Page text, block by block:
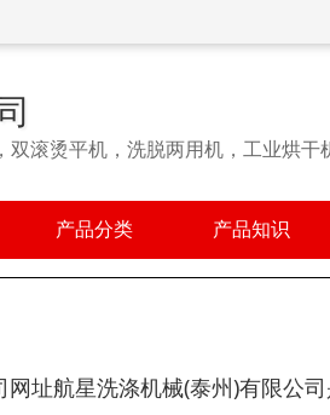
滚烫平机，洗脱两用机，工业烘
产品分类 产品知识
网址航星洗涤机械(泰州)有限公